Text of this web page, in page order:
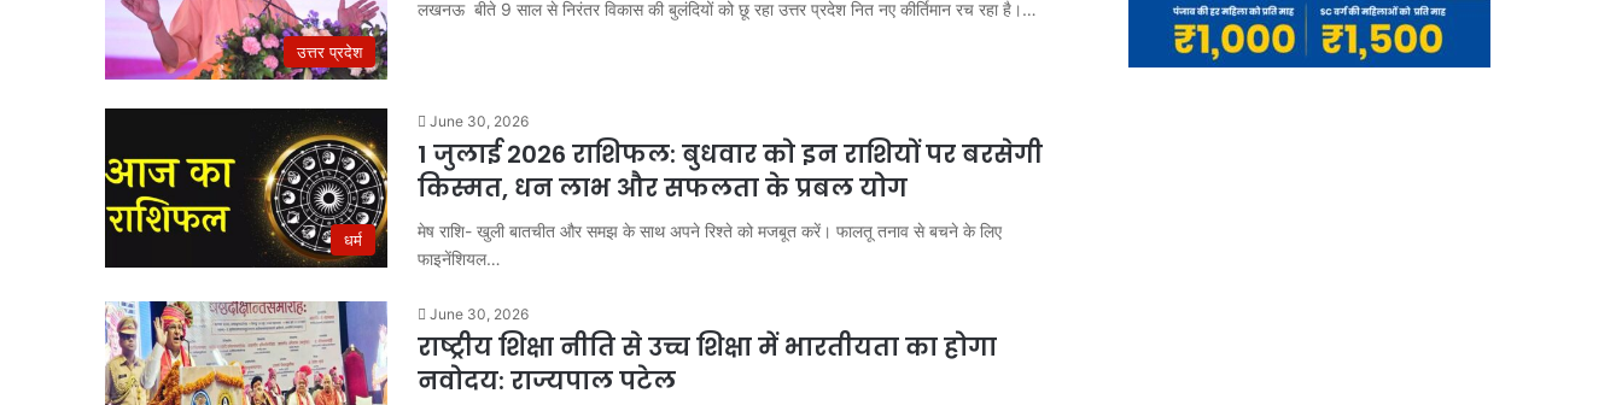
उत्तर प्रदेश
लखनऊ बीते 9 साल से निरंतर विकास की बुलंदियों को छू रहा उत्तर प्रदेश नित नए कीर्तिमान रच रहा है।…
धर्म
June 30, 2026
1 जुलाई 2026 राशिफल: बुधवार को इन राशियों पर बरसेगी
किस्मत, धन लाभ और सफलता के प्रबल योग
मेष राशि- खुली बातचीत और समझ के साथ अपने रिश्ते को मजबूत करें। फालतू तनाव से बचने के लिए
फाइनेंशियल…
June 30, 2026
राष्ट्रीय शिक्षा नीति से उच्च शिक्षा में भारतीयता का होगा
नवोदय: राज्यपाल पटेल